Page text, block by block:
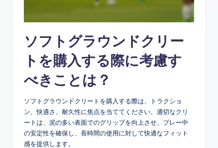
ソフトグラウンドクリー
トを購入する際に考慮す
べきことは？
ソフトグラウンドクリートを購入する際は、トラクショ
ン、快適さ、耐久性に焦点を当ててください。適切なクリ
ートは、泥の多い表面でのグリップを向上させ、プレー中
の安定性を確保し、長時間の使用に対して快適なフィット
感を提供します。